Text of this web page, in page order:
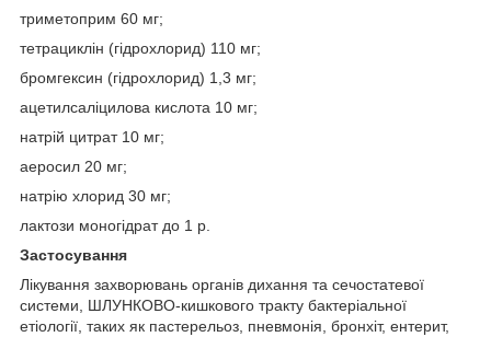
триметоприм 60 мг;
тетрациклін (гідрохлорид) 110 мг;
бромгексин (гідрохлорид) 1,3 мг;
ацетилсаліцилова кислота 10 мг;
натрій цитрат 10 мг;
аеросил 20 мг;
натрію хлорид 30 мг;
лактози моногідрат до 1 р.
Застосування
Лікування захворювань органів дихання та сечостатевої
системи, ШЛУНКОВО-кишкового тракту бактеріальної
етіології, таких як пастерельоз, пневмонія, бронхіт, ентерит,